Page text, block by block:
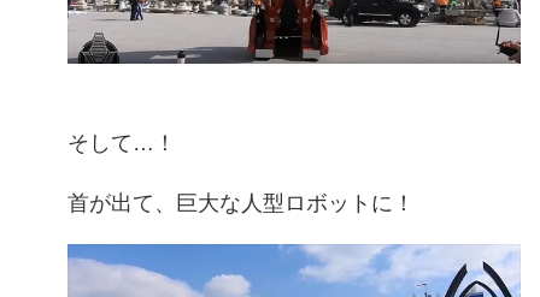
そして…！
首が出て、巨大な人型ロボットに！